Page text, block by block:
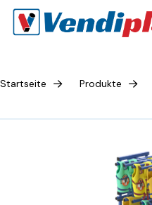
Startseite Produkte